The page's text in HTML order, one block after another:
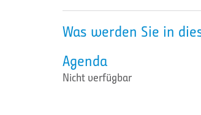
Was werden Sie in
Agenda
Nicht verfügbar